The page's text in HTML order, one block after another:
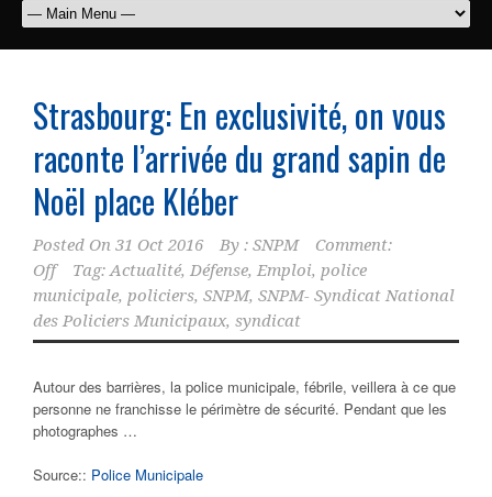
Strasbourg: En exclusivité, on vous
raconte l’arrivée du grand sapin de
Noël place Kléber
Posted On 31 Oct 2016 By : SNPM
Comment:
Off
Tag:Actualité, Défense, Emploi, police
municipale, policiers, SNPM, SNPM- Syndicat National
des Policiers Municipaux, syndicat
Autour des barrières, la police municipale, fébrile, veillera à ce que
personne ne franchisse le périmètre de sécurité. Pendant que les
photographes …
Source:: Police Municipale